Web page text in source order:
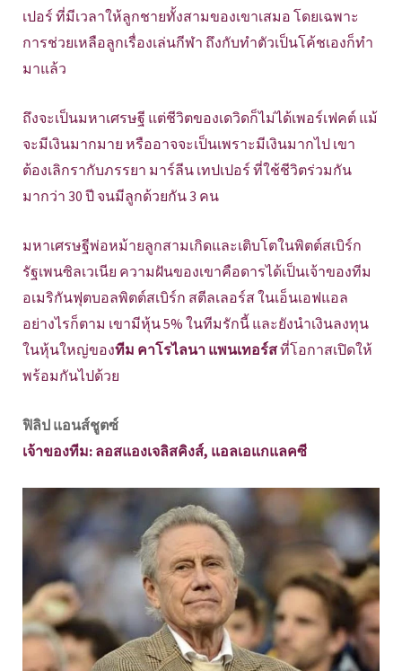
เปอร์ ที่มีเวลาให้ลูกชายทั้งสามของเขาเสมอ โดยเฉพาะ
การช่วยเหลือลูกเรื่องเล่นกีฬา ถึงกับทำตัวเป็นโค้ชเองก็ทำ
มาแล้ว
ถึงจะเป็นมหาเศรษฐี แต่ชีวิตของเดวิดก็ไม่ได้เพอร์เฟคต์ แม้
จะมีเงินมากมาย หรืออาจจะเป็นเพราะมีเงินมากไป เขา
ต้องเลิกรากับภรรยา มาร์ลีน เทปเปอร์ ที่ใช้ชีวิตร่วมกัน
มากว่า 30 ปี จนมีลูกด้วยกัน 3 คน
มหาเศรษฐีพ่อหม้ายลูกสามเกิดและเติบโตในพิตต์สเบิร์ก
รัฐเพนซิลเวเนีย ความฝันของเขาคือดารได้เป็นเจ้าของทีม
อเมริกันฟุตบอลพิตต์สเบิร์ก สตีลเลอร์ส ในเอ็นเอฟแอล
อย่างไรก็ตาม เขามีหุ้น 5% ในทีมรักนี้ และยังนำเงินลงทุน
ในหุ้นใหญ่ของทีม คาโรไลนา แพนเทอร์สที่โอกาสเปิดให้
พร้อมกันไปด้วย
ฟิลิป แอนส์ชูตซ์
เจ้าของทีม: ลอสแองเจลิสคิงส์, แอลเอแกแลคซี